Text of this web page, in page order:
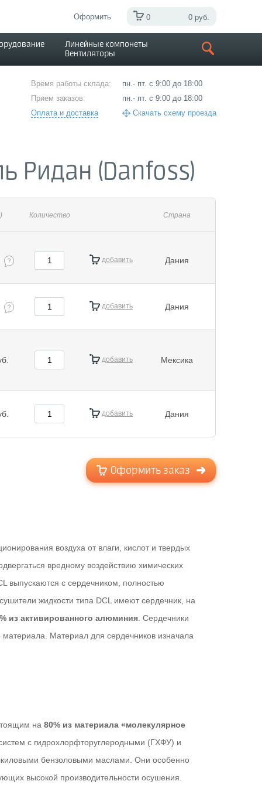
Оформить 0 0 руб.
Линейные компонеты
Вентиляторы
Время работы склада:
Прием заказов:
Оплата и доставка
пн.- пт. с 9:00 до 18:00
пн.- пт. с 9:00 до 18:00
Скачать схему проезда
Ридан (Danfoss)
Количество Страна
добавить Дания
добавить Дания
добавить Мексика
добавить Дания
Оформить заказ
воздуха от влаги, кислот и твердых
вредному воздействию химических
выпускаются с сердечником, полностью
жидкости типа DCL имеют сердечник, на
из активированного алюминия. Сердечники
Материал для сердечников изначала
на 80% из материала «молекулярное
с гидрохлорфторуглеродными (ГХФУ) и
бензоловыми маслами. Они особенно
высокой производительности осушения.